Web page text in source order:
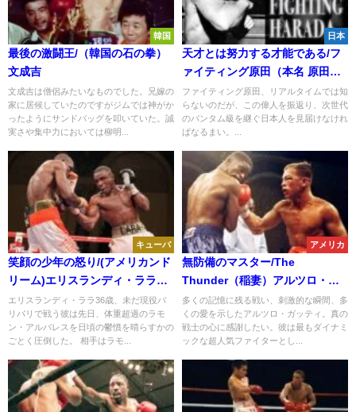
韓国
最後の激闘王/（韓国の石の拳）
文成吉
文成吉は僧侶みたいなものでした。兄嫁の
家に居候していたのですがジムでは神がか
ったようにサンドバッグを叩いていた。誠
実さや集中力においては柳明...
日本
天才とは努力する才能である/フ
ァイティング原田（本名 原田政
彦）
ファイティング原田、リアルタイムでは知
らないのだが、この偉人を振返り、次世代
のバンタム級を継ぐ日本人を見届けなけれ
ばなるまい。...
キューバ
笑顔の少年の怒り/(アメリカンド
リーム)エリスランディ・ララ
Vol.1
エリスランディ・ララ36歳、未だ現役バ
リバリで戦う彼は先日、体重超過のラモ
ン・アルバレスを日頃の鬱憤を晴らすかの
ごとく圧倒した。 相手はラモ...
アメリカ
無防備のマスター/The
Thunder（稲妻）アルツロ・ガ
ッティ
多くの記憶に残る戦い、刺激的な瞬間、多
くの愛を示したアルツロ・ガッティ。真の
戦士の心に感謝したい。彼は最もダイナミ
ックな超人気ファイターとし...